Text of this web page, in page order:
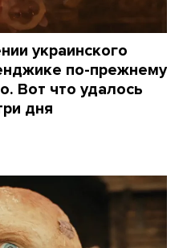
украинского
по-прежнему
Вот что удалось
дня